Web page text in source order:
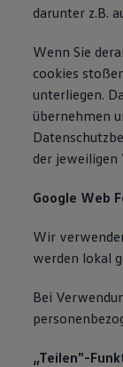
darunter z.B.
Wenn Sie
cookies
unterliegen.
übernehmen
der jeweiligen
Google Web
Wir
werden lokal
Bei
„Teilen"-